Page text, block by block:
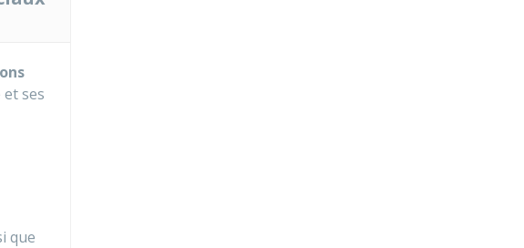
ses
que